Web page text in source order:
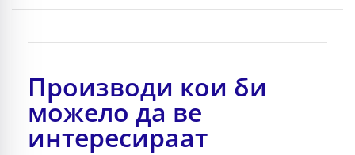
Производи кои би
можело да ве
интересираат